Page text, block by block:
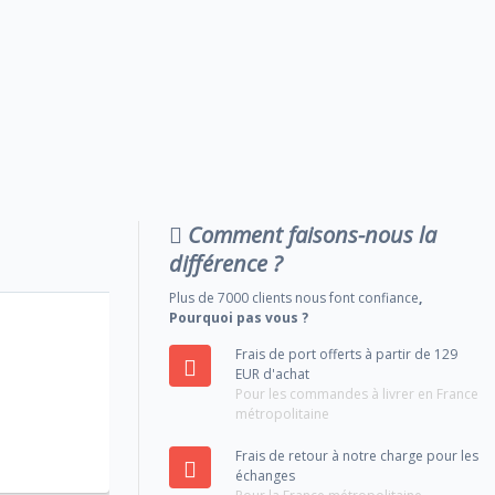
Comment faisons-nous la
différence ?
Plus de 7000 clients nous font confiance,
Pourquoi pas vous ?
Frais de port offerts à partir de 129
EUR d'achat
Pour les commandes à livrer en France
métropolitaine
Frais de retour à notre charge pour les
échanges